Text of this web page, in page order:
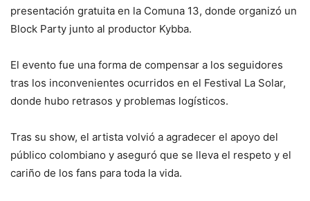
presentación gratuita en la Comuna 13, donde organizó un
Block Party junto al productor Kybba.
El evento fue una forma de compensar a los seguidores
tras los inconvenientes ocurridos en el Festival La Solar,
donde hubo retrasos y problemas logísticos.
Tras su show, el artista volvió a agradecer el apoyo del
público colombiano y aseguró que se lleva el respeto y el
cariño de los fans para toda la vida.